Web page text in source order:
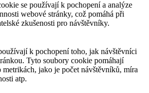
se používají k pochopení a analýze
webové stránky, což pomáhá při
zkušenosti pro návštěvníky.
k pochopení toho, jak návštěvníci
Tyto soubory cookie pomáhají
jako je počet návštěvníků, míra
atp.